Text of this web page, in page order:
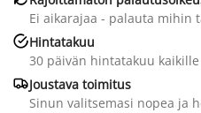
Ei aikarajaa - palauta mihin
Hintatakuu
30 päivän hintatakuu
Joustava toimitus
Sinun valitsemasi nopea ja